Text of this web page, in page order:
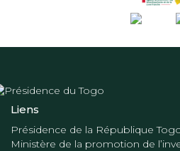
Liens
Présidence de la République
Ministère de la promotion de